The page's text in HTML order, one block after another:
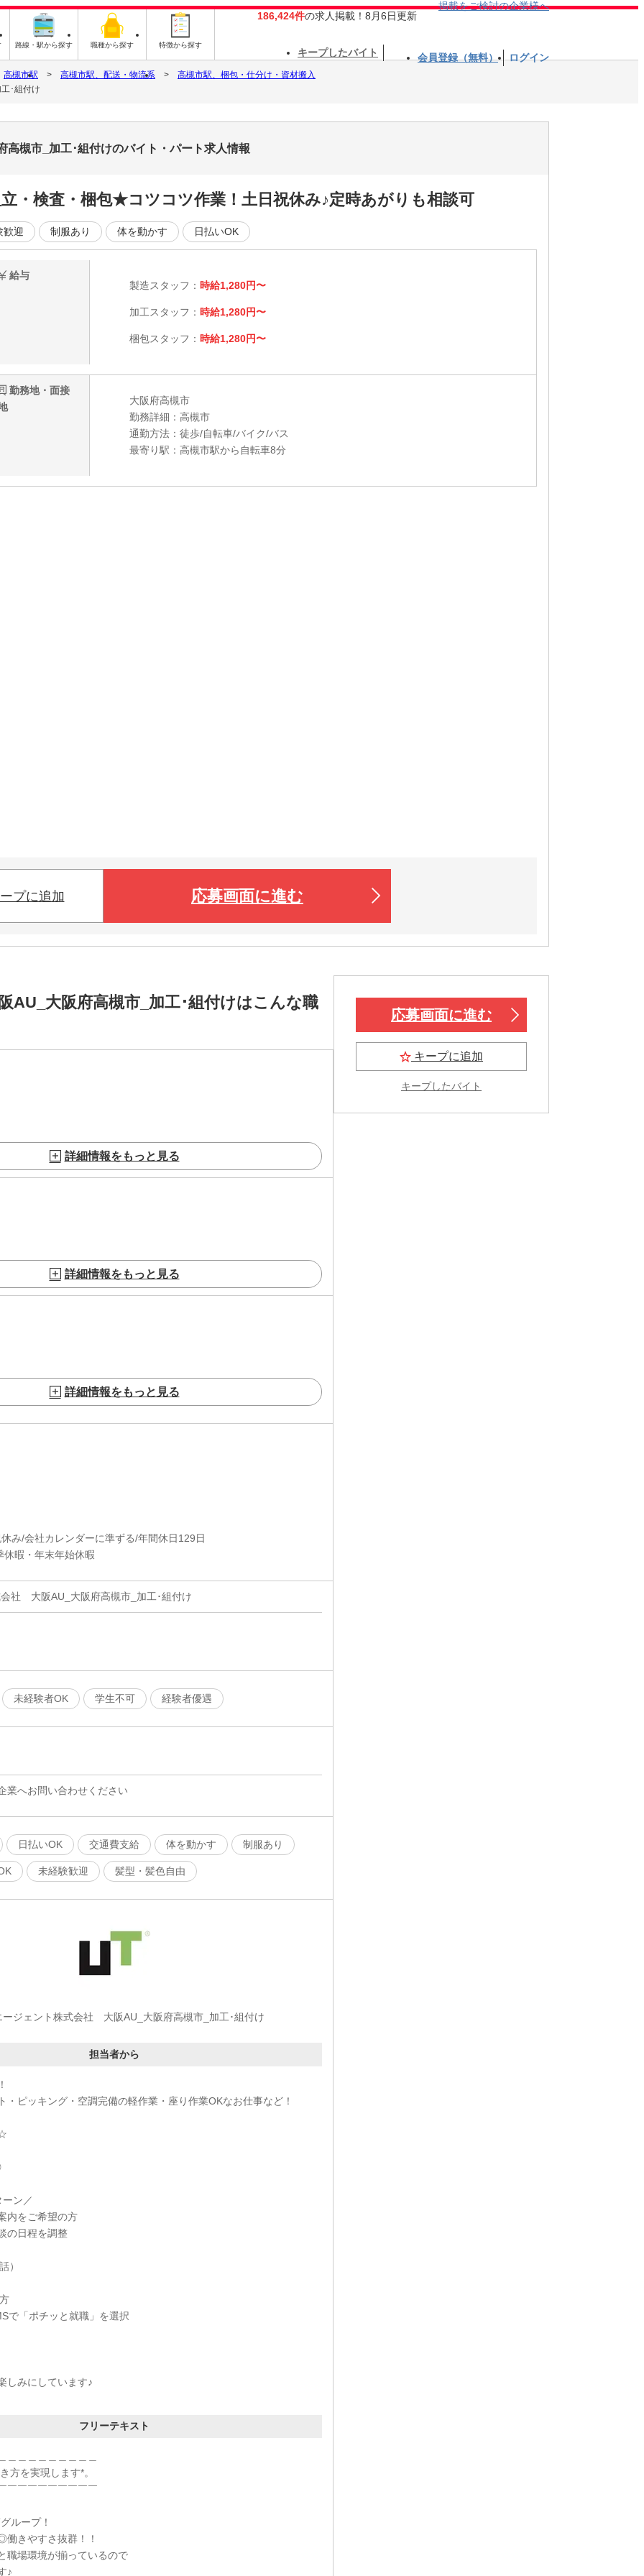
路線・駅から探す 職種から探す 特徴から探す
186,424件の求人掲載！8月6日更新
掲載をご検討の企業様へ
キープしたバイト 会員登録（無料） ログイン
高槻市駅 高槻市駅、配送・物流系
高槻市駅、梱包・仕分け・資材搬入
･組付け
槻市_加工･組付けのバイト・パート求人情報
・検査・梱包★コツコツ作業！土日祝休み♪定時あがりも相談可
歓迎 制服あり 体を動かす 日払いOK
給与
製造スタッフ： 時給1,280円〜
加工スタッフ： 時給1,280円〜
梱包スタッフ： 時給1,280円〜
勤務地・面接
大阪府高槻市
勤務詳細：高槻市
通勤方法：徒歩/自転車/バイク/バス
最寄り駅：高槻市駅から自転車8分
プに追加 応募画面に進む
大阪府高槻市_加工･組付けはこんな職
詳細情報をもっと見る
詳細情報をもっと見る
詳細情報をもっと見る
み/会社カレンダーに準ずる/年間休日129日
休暇・年末年始休暇
社 大阪AU_大阪府高槻市_加工･組付け
未経験者OK 学生不可 経験者優遇
業へお問い合わせください
日払いOK 交通費支給 体を動かす 制服あり
未経験歓迎 髪型・髪色自由
ージェント株式会社 大阪AU_大阪府高槻市_加工･組付け
担当者から
・ピッキング・空調完備の軽作業・座り作業OKなお仕事など！
ン／
内をご希望の方
の日程を調整
）
で「ポチッと就職」を選択
しみにしています♪
フリーテキスト
方を実現します*。
￣￣￣￣￣￣￣￣￣
ループ！
きやすさ抜群！！
職場環境が揃っているので
♪
応募画面に進む
キープに追加
キープしたバイト